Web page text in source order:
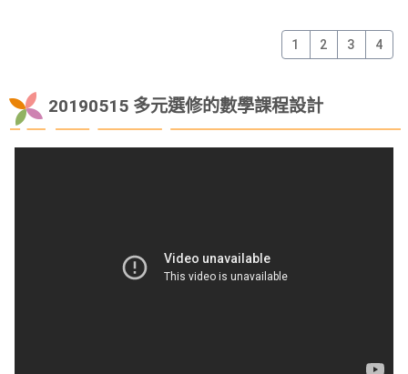
1 2 3 4
20190515 多元選修的數學課程設計